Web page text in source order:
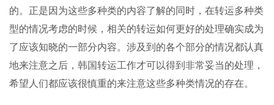
的。正是因为这些多种类的内容了解的同时，在转运多种类
型的情况考虑的时候，相关的转运如何更好的处理确实成为
了应该知晓的一部分内容。涉及到的各个部分的情况都认真
地来注意之后，韩国转运工作才可以得到非常妥当的处理，
希望人们都应该很慎重的来注意这些多种类情况的存在。